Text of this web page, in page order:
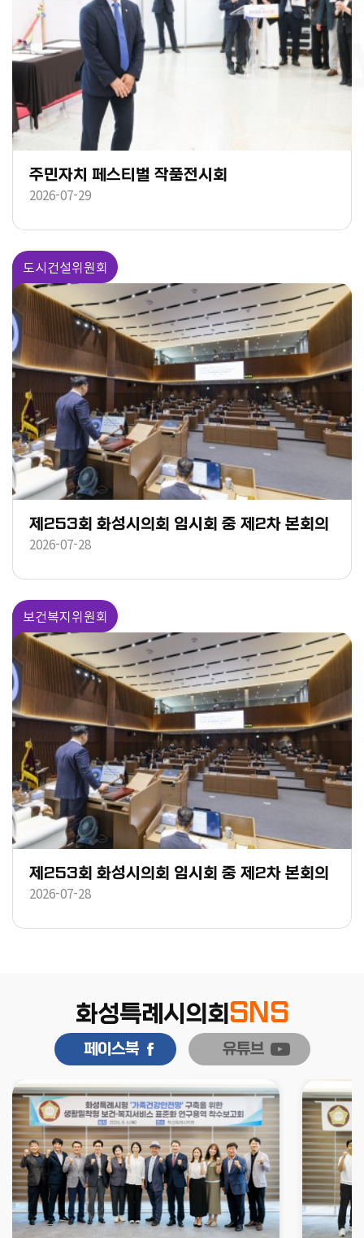
주민자치 페스티벌 작품전시회
2026-07-29
도시건설위원회
제253회 화성시의회 임시회 중 제2차 본회의
2026-07-28
보건복지위원회
제253회 화성시의회 임시회 중 제2차 본회의
2026-07-28
화성특례시의회 SNS
페이스북 유튜브